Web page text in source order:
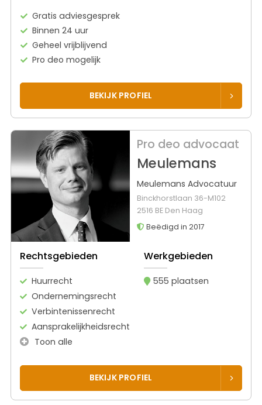
Gratis adviesgesprek
Binnen 24 uur
Geheel vrijblijvend
Pro deo mogelijk
BEKIJK PROFIEL
Pro deo advocaat
Meulemans
Meulemans Advocatuur
Binckhorstlaan 36-M102
2516 BE Den Haag
Beëdigd in 2017
Rechtsgebieden
Huurrecht
Ondernemingsrecht
Verbintenissenrecht
Aansprakelijkheidsrecht
Toon alle
Werkgebieden
555 plaatsen
BEKIJK PROFIEL